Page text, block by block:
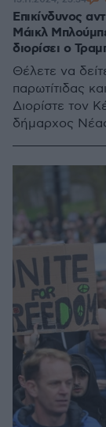
Επικίνδυνος
Μάικλ
διορίσει ο
Θέλετε να
παρωτίτιδας
Διορίστε τον
δήμαρχος